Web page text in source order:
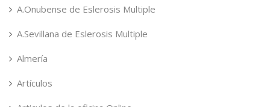
A.Onubense de Eslerosis Multiple
A.Sevillana de Eslerosis Multiple
Almería
Artículos